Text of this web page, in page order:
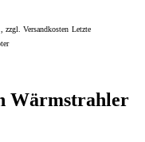
Versandkosten Letzte
Wärmstrahler